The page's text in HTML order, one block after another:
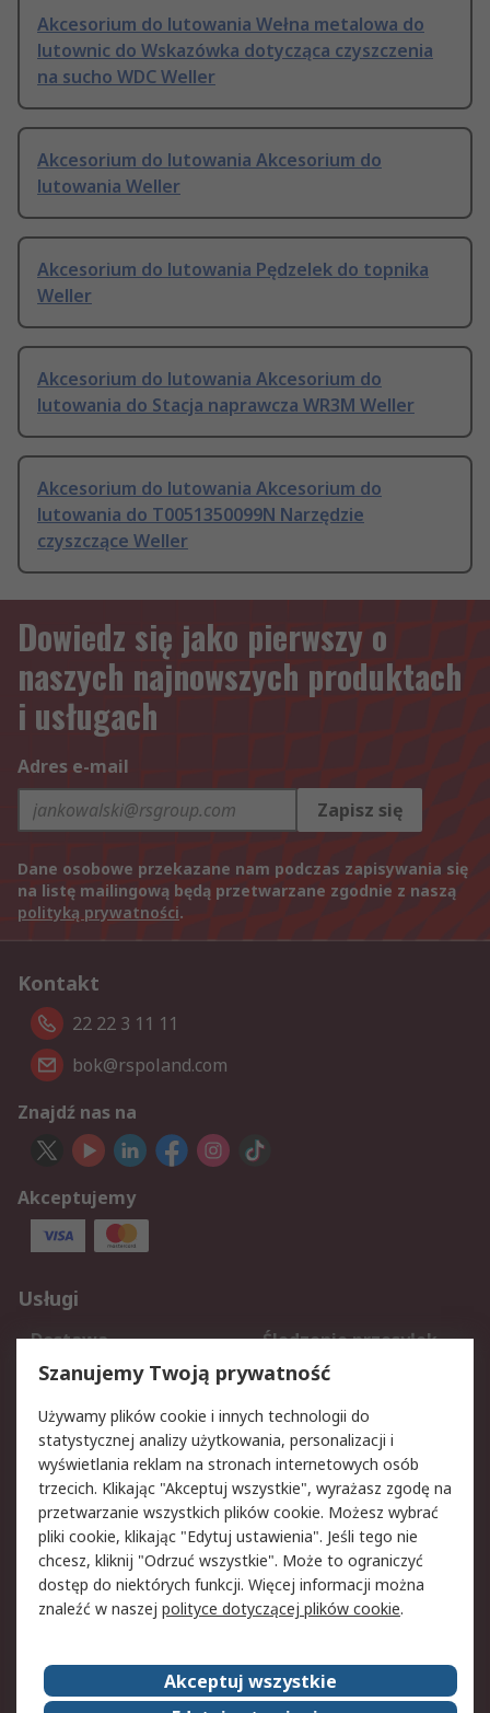
Akcesorium do lutowania Wełna metalowa do
lutownic do Wskazówka dotycząca czyszczenia
na sucho WDC Weller
Akcesorium do lutowania Akcesorium do
lutowania Weller
Akcesorium do lutowania Pędzelek do topnika
Weller
Akcesorium do lutowania Akcesorium do
lutowania do Stacja naprawcza WR3M Weller
Akcesorium do lutowania Akcesorium do
lutowania do T0051350099N Narzędzie
czyszczące Weller
Dowiedz się jako pierwszy o
naszych najnowszych produktach
i usługach
Adres e-mail
Zapisz się
Dane osobowe przekazane nam podczas zapisywania się
na listę mailingową będą przetwarzane zgodnie z naszą
polityką prywatności.
Kontakt
22 22 3 11 11
bok@rspoland.com
Znajdź nas na
Akceptujemy
Usługi
Dostawa
Śledzenie przesyłek
Reklamacje i zwroty
Rejestracja
Aspekty prawne
Bezpieczeństwo e-
maila
Polityka dotycząca
plików cookie
Polityka prywatności
Użytkowanie witryny
Zastrzeżenia prawne
Warunki Sprzedaży
Kontakt
Szanujemy Twoją prywatność
Używamy plików cookie i innych technologii do
statystycznej analizy użytkowania, personalizacji i
wyświetlania reklam na stronach internetowych osób
trzecich. Klikając "Akceptuj wszystkie", wyrażasz zgodę na
przetwarzanie wszystkich plików cookie. Możesz wybrać
pliki cookie, klikając "Edytuj ustawienia". Jeśli tego nie
chcesz, kliknij "Odrzuć wszystkie". Może to ograniczyć
dostęp do niektórych funkcji. Więcej informacji można
znaleźć w naszej polityce dotyczącej plików cookie.
Akceptuj wszystkie